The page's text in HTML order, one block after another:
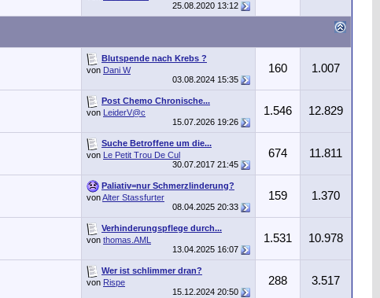
25.08.2020 13:12
Blutspende nach Krebs ?
von Dani W
03.08.2024 15:35
160 1.007
Post Chemo Chronische...
von LeiderV@c
15.07.2026 19:26
1.546 12.829
Suche Betroffene um die...
von Le Petit Trou De Cul
30.07.2017 21:45
674 11.811
Paliativ=nur Schmerzlinderung?
vonAlter Stassfurter
08.04.2025 20:33
159 1.370
Verhinderungspflege durch...
von thomas.AML
13.04.2025 16:07
1.531 10.978
Wer ist schlimmer dran?
von Rispe
15.12.2024 20:50
288 3.517